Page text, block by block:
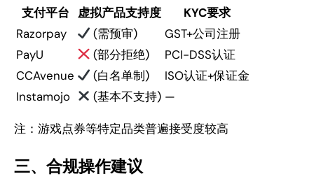
支付平台 虚拟产品支持度
KYC要求
Razorpay
(需预审)
GST+公司注册
PayU
(部分拒绝)
PCI-DSS认证
CCAvenue
(白名单制)
ISO认证+保证金
Instamojo
(基本不支持) —
注：游戏点券等特定品类普遍接受度较高
三、合规操作建议